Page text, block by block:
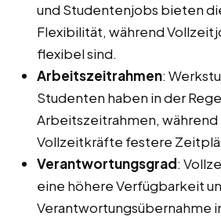
und Studentenjobs bieten
Flexibilität, während
flexibel sind.
Arbeitszeitrahmen:
Studenten haben in der
Arbeitszeitrahmen, während
Vollzeitkräfte festere
Verantwortungsgrad:
eine höhere Verfügbarkeit
Verantwortungsübernahme